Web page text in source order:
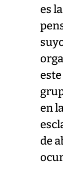
es
en
de